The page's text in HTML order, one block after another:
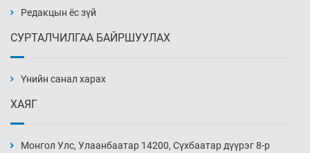
Уржигдар 14 цаг 00 мин
нэмэгджээ
Редакцын ёс зүй
СУРТАЛЧИЛГАА БАЙРШУУЛАХ
Үнийн санал харах
ХАЯГ
Монгол Улс, Улаанбаатар 14200, Сүхбаатар дүүрэг 8-р